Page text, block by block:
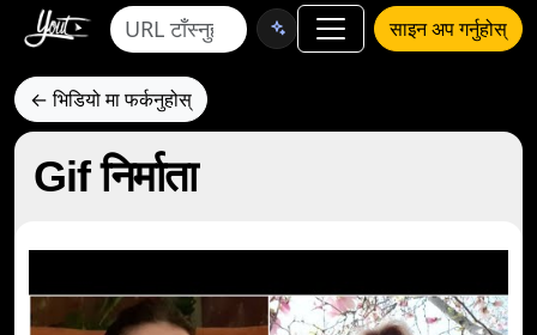
साइन अप गर्नुहोस्
← भिडियो मा फर्कनुहोस्
Gif निर्माता